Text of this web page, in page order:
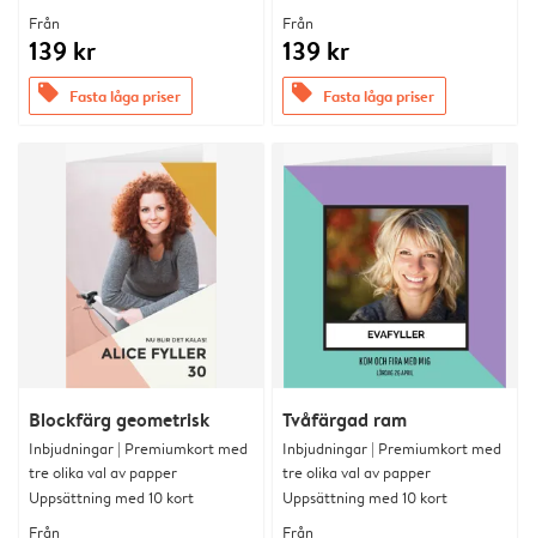
Från
139 kr
offers Fasta låga priser
Från
139 kr
offers Fasta låga priser
Blockfärg geometrisk
Inbjudningar | Premiumkort med
tre olika val av papper
Uppsättning med 10 kort
Från
Tvåfärgad ram
Inbjudningar | Premiumkort med
tre olika val av papper
Uppsättning med 10 kort
Från